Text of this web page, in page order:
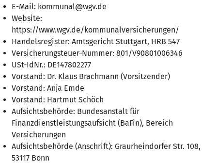
E-Mail: kommunal@wgv.de
Website:
https://www.wgv.de/kommunalversicherungen/
Handelsregister: Amtsgericht Stuttgart, HRB 547
Versicherungsteuer-Nummer: 801/V90801006346
USt-IdNr.: DE147802277
Vorstand: Dr. Klaus Brachmann (Vorsitzender)
Vorstand: Anja Emde
Vorstand: Hartmut Schöch
Aufsichtsbehörde: Bundesanstalt für
Finanzdienstleistungsaufsicht (BaFin), Bereich
Versicherungen
Aufsichtsbehörde (Anschrift): Graurheindorfer Str. 108,
53117 Bonn